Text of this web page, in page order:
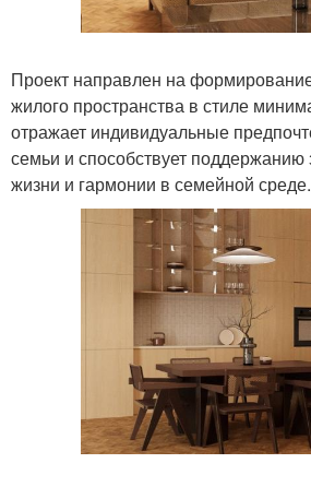
Проект направлен на
жилого пространства в стиле
отражает индивидуальные
семьи и способствует поддержанию
жизни и гармонии в семейной среде.